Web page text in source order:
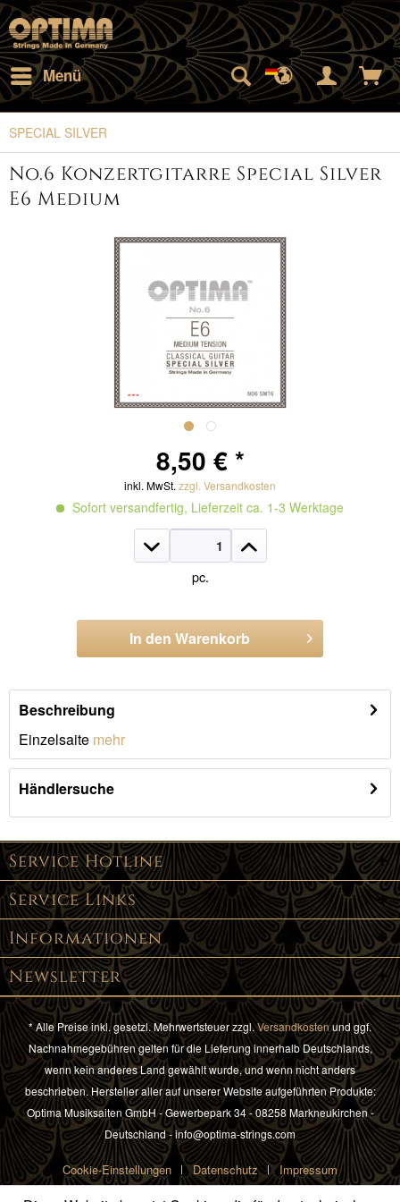
Menü
SPECIAL SILVER
No.6 Konzertgitarre Special Silver
E6 Medium
8,50 € *
inkl. MwSt. zzgl. Versandkosten
Sofort versandfertig, Lieferzeit ca. 1-3 Werktage
pc.
In den Warenkorb
Artikel-Nr.: NO6.SMT6
Beschreibung
Einzelsaite mehr
Händlersuche
Service Hotline
Service Links
Informationen
Newsletter
* Alle Preise inkl. gesetzl. Mehrwertsteuer zzgl.Versandkostenund ggf.
Nachnahmegebühren gelten für die Lieferung innerhalb Deutschlands,
wenn kein anderes Land gewählt wurde, und wenn nicht anders
beschrieben. Hersteller aller auf unserer Website aufgeführten Produkte:
Optima Musiksaiten GmbH - Gewerbepark 34 - 08258 Markneukirchen -
Deutschland - info@optima-strings.com
Cookie-Einstellungen Datenschutz Impressum